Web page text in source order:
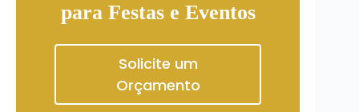
para Festas e Eventos
Solicite um
Orçamento